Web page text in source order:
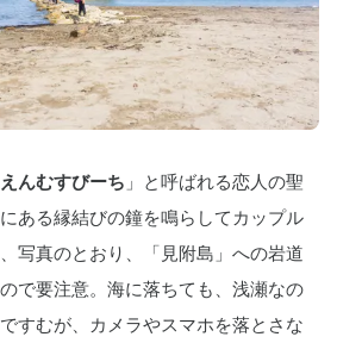
えんむすびーち 」と呼ばれる恋人の聖
ある縁結びの鐘を鳴らしてカップル
写真のとおり、「見附島」への岩道
で要注意。海に落ちても、浅瀬なの
すむが、カメラやスマホを落とさな